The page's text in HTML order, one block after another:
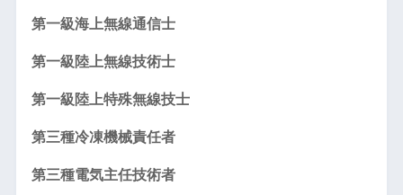
第一級海上無線通信士
第一級陸上無線技術士
第一級陸上特殊無線技士
第三種冷凍機械責任者
第三種電気主任技術者